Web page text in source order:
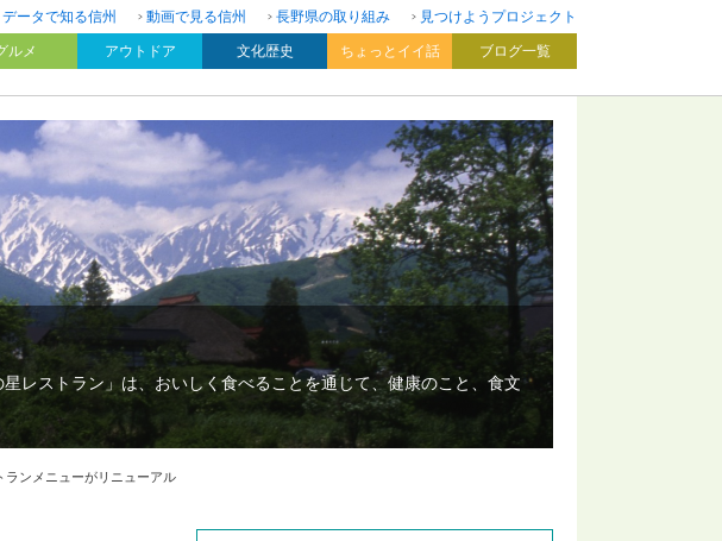
データで知る信州 動画で見る信州 長野県の取り組み
見つけようプロジェクト
ルメ アウトドア 文化歴史 ちょっとイイ話 ブログ一覧
レストラン」は、おいしく食べることを通じて、健康のこと、食文
ランメニューがリニューアル